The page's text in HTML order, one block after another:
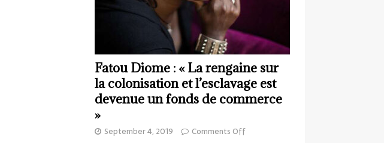
Fatou Diome : « La rengaine sur
la colonisation et l’esclavage est
devenue un fonds de commerce
»
September 4, 2019 Comments Off